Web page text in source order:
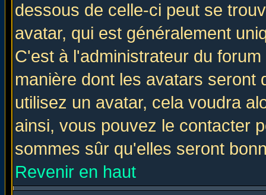
dessous de celle-ci peut se
avatar, qui est généralement
C'est à l'administrateur du
manière dont les avatars seront
utilisez un avatar, cela voudra
ainsi, vous pouvez le contacter
sommes sûr qu'elles seront
Revenir en haut